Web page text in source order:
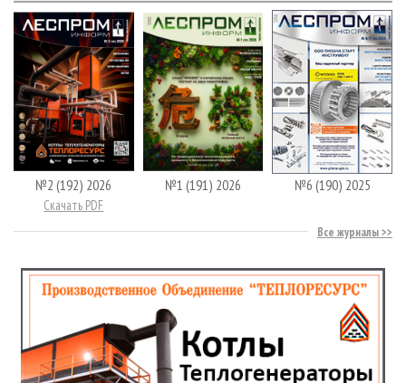
№2 (192) 2026
Скачать PDF
№1 (191) 2026 №6 (190) 2025
Все журналы